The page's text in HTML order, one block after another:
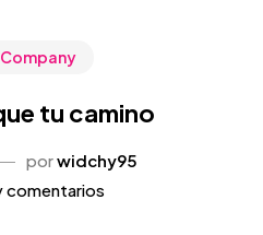
tu camino
porwidchy95
comentarios